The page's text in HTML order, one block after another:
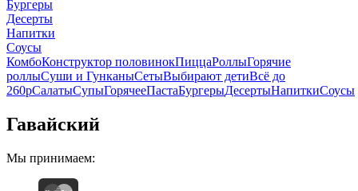
Бургеры
Десерты
Напитки
Соусы
КомбоКонструктор половинокПиццаРоллыГорячие
роллыСуши и ГунканыСетыВыбирают детиВсё до
260рСалатыСупыГорячееПастаБургерыДесертыНапиткиСоусы
Гавайский
Мы принимаем: